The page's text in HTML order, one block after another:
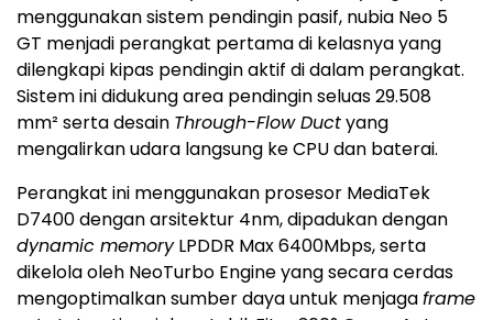
menggunakan sistem pendingin pasif, nubia Neo 5
GT menjadi perangkat pertama di kelasnya yang
dilengkapi kipas pendingin aktif di dalam perangkat.
Sistem ini didukung area pendingin seluas 29.508
mm² serta desain Through-Flow Ductyang
mengalirkan udara langsung ke CPU dan baterai.
Perangkat ini menggunakan prosesor MediaTek
D7400 dengan arsitektur 4nm, dipadukan dengan
dynamic memoryLPDDR Max 6400Mbps, serta
dikelola oleh NeoTurbo Engine yang secara cerdas
mengoptimalkan sumber daya untuk menjagaframe